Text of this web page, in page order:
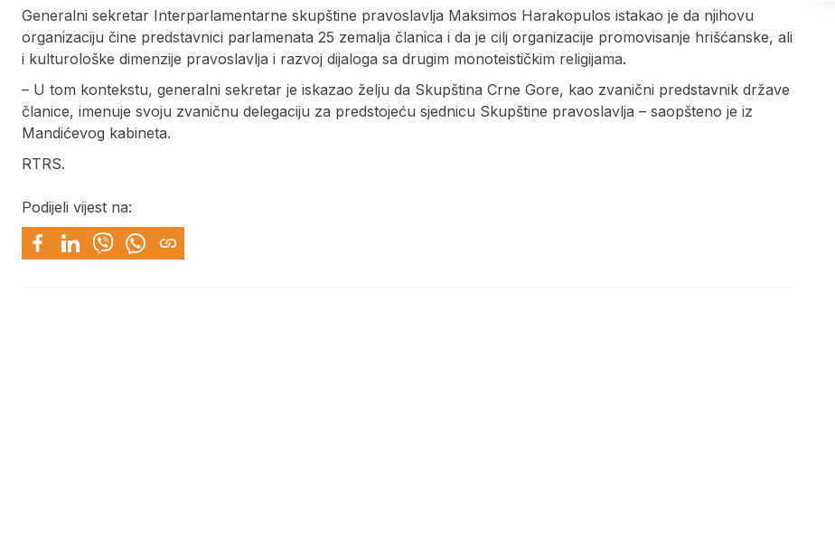
Generalni sekretar Interparlamentarne skupštine pravoslavlja Maksimos Harakopulos istakao je da njihovu
organizaciju čine predstavnici parlamenata 25 zemalja članica i da je cilj organizacije promovisanje hrišćanske, ali
i kulturološke dimenzije pravoslavlja i razvoj dijaloga sa drugim monoteističkim religijama.
– U tom kontekstu, generalni sekretar je iskazao želju da Skupština Crne Gore, kao zvanični predstavnik države
članice, imenuje svoju zvaničnu delegaciju za predstojeću sjednicu Skupštine pravoslavlja – saopšteno je iz
Mandićevog kabineta.
RTRS.
Podijeli vijest na: